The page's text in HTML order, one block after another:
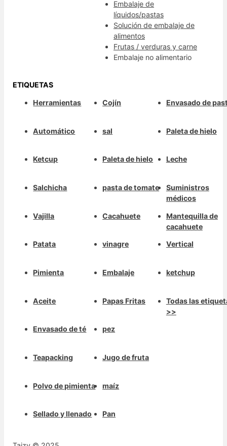
Embalaje de
líquidos/pastas
Solución de embalaje de
alimentos
Frutas / verduras y carne
Embalaje no alimentario
ETIQUETAS
Herramientas
Automático
Ketcup
Salchicha
Vajilla
Patata
Pimienta
Aceite
Envasado de té
Teapacking
Polvo de pimienta
Sellado y llenado
Cojín
sal
Paleta de hielo
pasta de tomate
Cacahuete
vinagre
Embalaje
Papas Fritas
pez
Jugo de fruta
maíz
Pan
Envasado de
Paleta de hielo
Leche
Suministros
médicos
Mantequilla de
cacahuete
Vertical
ketchup
Todas las
>>